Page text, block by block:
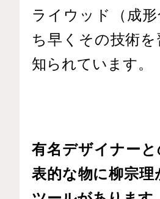
ライウッド（成
ち早くその技術
知られています。
有名デザイナー
表的な物に柳宗